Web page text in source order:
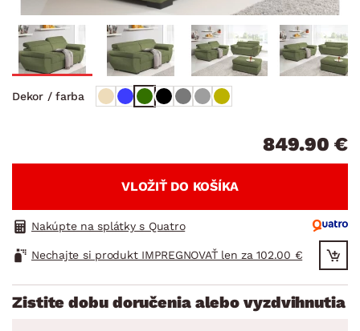
Dekor / farba
849.90 €
VLOŽIŤ DO KOŠÍKA
Nakúpte na splátky s Quatro
Nechajte si produkt IMPREGNOVAŤ len za 102.00 €
Zistite dobu doručenia alebo vyzdvihnutia